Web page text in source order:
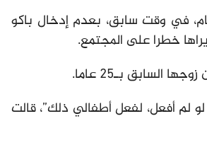
في وقت سابق، بعدم إدخال باكو
خطرا على المجتمع.
السابق بـ25 عاما.
لم أفعل، لفعل أطفالي ذلك”، قالت